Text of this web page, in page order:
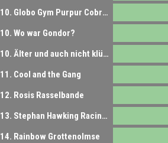
10. Globo Gym Purpur Cobras
10. Wo war Gondor?
10. Älter und auch nicht klüger
11. Cool and the Gang
12. Rosis Rasselbande
13. Stephan Hawking Racing Team
14. Rainbow Grottenolmse